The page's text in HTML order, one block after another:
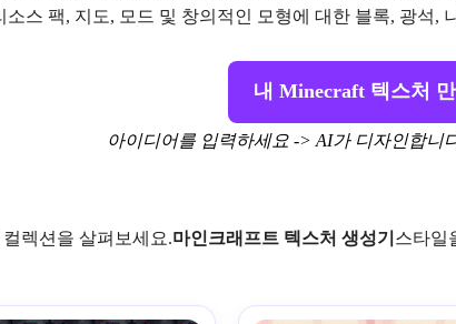
소스 팩, 지도, 모드 및 창의적인 모형에 대한 블록, 광석,
내 Minecraft 텍스처 만
아이디어를 입력하세요 -> AI가 디자인합니
렉션을 살펴보세요.마인크래프트 텍스처 생성기 스타일